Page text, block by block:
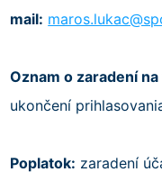
mail:
Oznam o zaradení
ukončení
Poplatok: zaradení